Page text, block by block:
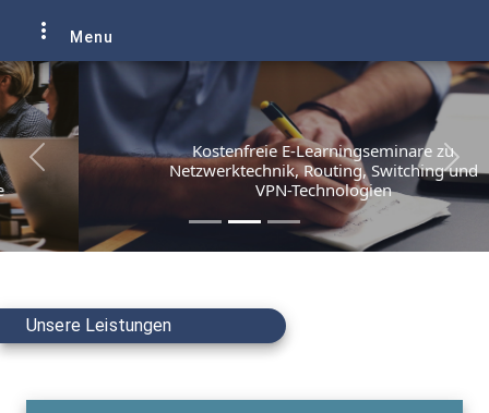
more_vert Menu
Slide 2 of 3
Kostenfreie E-Learningseminare zu
Netzwerktechnik, Routing, Switching und
VPN-Technologien
Previous Next
Unsere Leistungen